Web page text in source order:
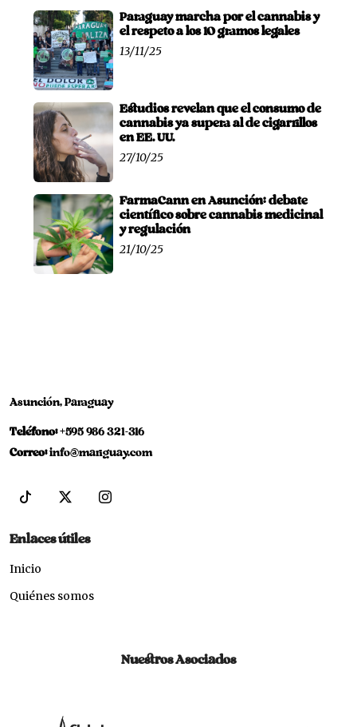
Paraguay marcha por el cannabis y
el respeto a los 10 gramos legales
13/11/25
Estudios revelan que el consumo de
cannabis ya supera al de cigarrillos
en EE. UU.
27/10/25
FarmaCann en Asunción: debate
científico sobre cannabis medicinal
y regulación
21/10/25
Asunción, Paraguay
Teléfono: +595 986 321-316
Correo: info@mariguay.com
Enlaces útiles
Inicio
Quiénes somos
Nuestros Asociados